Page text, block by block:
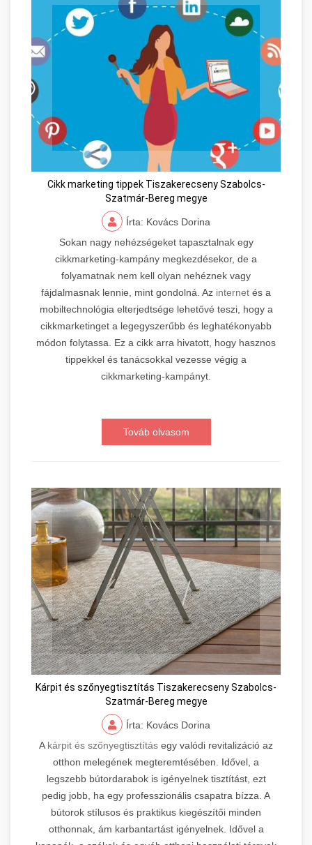
Cikk marketing tippek Tiszakerecseny Szabolcs-
Szatmár-Bereg megye
Írta: Kovács Dorina
Sokan nagy nehézségeket tapasztalnak egy
cikkmarketing-kampány megkezdésekor, de a
folyamatnak nem kell olyan nehéznek vagy
fájdalmasnak lennie, mint gondolná. Az internet és a
mobiltechnológia elterjedtsége lehetővé teszi, hogy a
cikkmarketinget a legegyszerűbb és leghatékonyabb
módon folytassa. Ez a cikk arra hivatott, hogy hasznos
tippekkel és tanácsokkal vezesse végig a
cikkmarketing-kampányt.
Továb olvasom
Kárpit és szőnyegtisztítás Tiszakerecseny Szabolcs-
Szatmár-Bereg megye
Írta: Kovács Dorina
A kárpit és szőnyegtisztítás egy valódi revitalizáció az
otthon melegének megteremtésében. Idővel, a
legszebb bútordarabok is igényelnek tisztítást, ezt
pedig jobb, ha egy professzionális csapatra bízza. A
bútorok stílusos és praktikus kiegészítői minden
otthonnak, ám karbantartást igényelnek. Idővel a